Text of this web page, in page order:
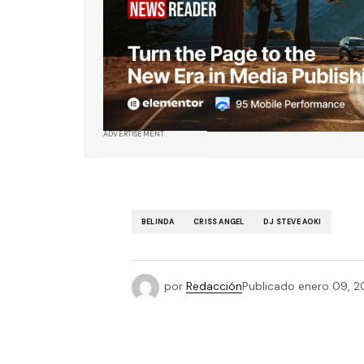
ADVERTISEMENT
BELINDA CRISS ANGEL DJ STEVE AOKI
por RedacciónPublicado enero 09,